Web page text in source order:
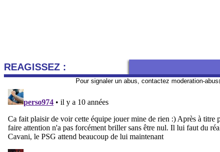
REAGISSEZ :
Pour signaler un abus, contactez moderation-